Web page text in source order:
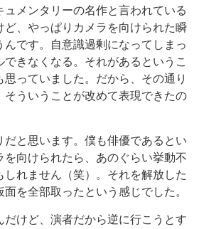
メンタリーの名作と言われている
ど、やっぱりカメラを向けられた瞬
んです。自意識過剰になってしまっ
きなくなる。それがあるというこ
思っていました。だから、その通り
そういうことが改めて表現できたの
と思います。僕も俳優であるとい
を向けられたら、あのぐらい挙動不
れません（笑）。それを解放した
を全部取ったという感じでした。
けど、演者だから逆に行こうとす